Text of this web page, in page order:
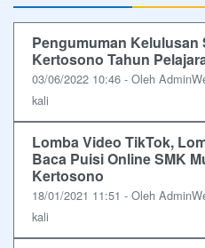
Pengumuman Kelulusan
Kertosono Tahun
03/06/2022 10:46 - Oleh
kali
Lomba Video TikTok,
Baca Puisi Online SMK
Kertosono
18/01/2021 11:51 - Oleh
kali